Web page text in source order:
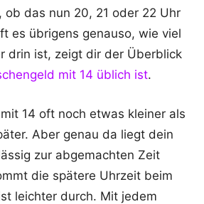
ob das nun 20, 21 oder 22 Uhr
es übrigens genauso, wie viel
drin ist, zeigt dir der Überblick
mit 14 üblich ist.
14 oft noch etwas kleiner als
Aber genau da liegt dein
zur abgemachten Zeit
die spätere Uhrzeit beim
leichter durch. Mit jedem